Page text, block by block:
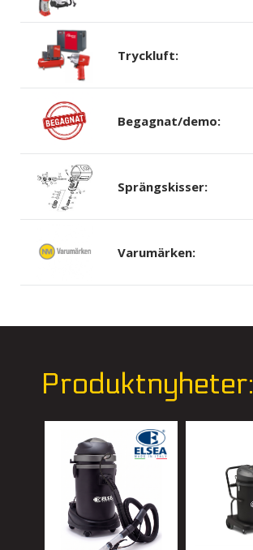
Tryckluft:
Begagnat/demo:
Sprängskisser:
Varumärken:
Produktnyheter: